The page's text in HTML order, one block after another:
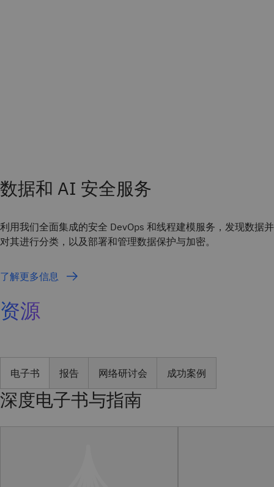
数据和 AI 安全服务
利用我们全面集成的安全 DevOps 和线程建模服务，发现数据并
对其进行分类，以及部署和管理数据保护与加密。
了解更多信息
资源
电子书 报告 网络研讨会 成功案例
深度电子书与指南